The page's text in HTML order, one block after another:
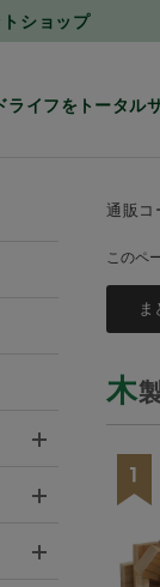
ショップ
ライフをトータル
通販コ
このペ
木